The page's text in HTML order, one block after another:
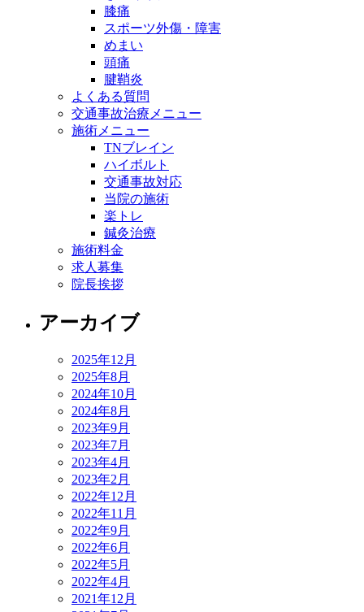
膝痛
スポーツ外傷・障害
めまい
頭痛
腱鞘炎
よくある質問
交通事故治療メニュー
施術メニュー
TNブレイン
ハイボルト
交通事故対応
当院の施術
楽トレ
鍼灸治療
施術料金
求人募集
院長挨拶
アーカイブ
2025年12月
2025年8月
2024年10月
2024年8月
2023年9月
2023年7月
2023年4月
2023年2月
2022年12月
2022年11月
2022年9月
2022年6月
2022年5月
2022年4月
2021年12月